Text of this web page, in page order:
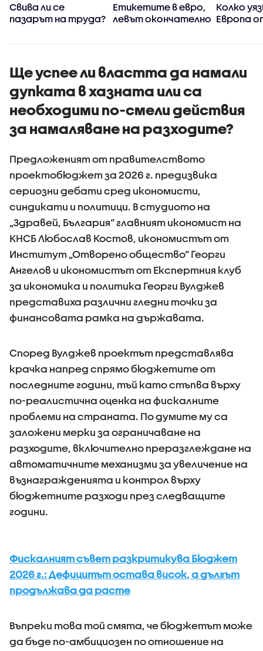
Свива ли се
пазарът на труда?
Етикетите в евро,
левът окончателно
Колко
Европа
Близкия
Ще успее ли властта да намали
дупката в хазната или са
необходими по-смели действия
за намаляване на разходите?
Предложеният от правителството
проектобюджет за 2026 г. предизвика
сериозни дебати сред икономисти,
синдикати и политици. В студиото на
„Здравей, България“ главният икономист на
КНСБ Любослав Костов, икономистът от
Институт „Отворено общество“ Георги
Ангелов и икономистът от Експертния клуб
за икономика и политика Георги Вулджев
представиха различни гледни точки за
финансовата рамка на държавата.
Според Вулджев проектът представлява
крачка напред спрямо бюджетите от
последните години, тъй като стъпва върху
по-реалистична оценка на фискалните
проблеми на страната. По думите му са
заложени мерки за ограничаване на
разходите, включително преразглеждане на
автоматичните механизми за увеличение на
възнагражденията и контрол върху
бюджетните разходи през следващите
години.
Фискалният съвет разкритикува Бюджет
2026 г.: Дефицитът остава висок, а дългът
продължава да расте
Въпреки това той смята, че бюджетът може
да бъде по-амбициозен по отношение на